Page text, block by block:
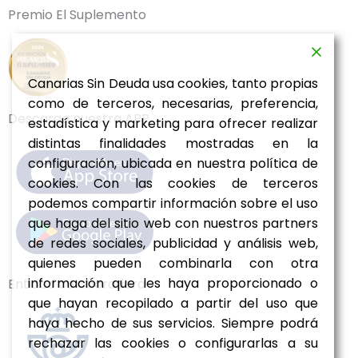
Premio El Suplemento
Descarga nuestra APP
Entidad colaboradora
Canarias Sin Deuda usa cookies, tanto propias
como de terceros, necesarias, preferencia,
estadística y marketing para ofrecer realizar
distintas finalidades mostradas en la
configuración, ubicada en nuestra política de
cookies. Con las cookies de terceros
podemos compartir información sobre el uso
que haga del sitio web con nuestros partners
de redes sociales, publicidad y análisis web,
quienes pueden combinarla con otra
información que les haya proporcionado o
que hayan recopilado a partir del uso que
haya hecho de sus servicios. Siempre podrá
rechazar las cookies o configurarlas a su